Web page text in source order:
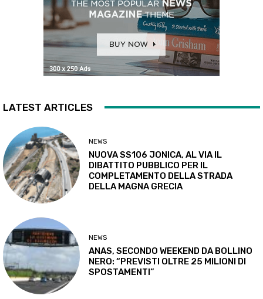
LATEST ARTICLES
NEWS
NUOVA SS106 JONICA, AL VIA IL
DIBATTITO PUBBLICO PER IL
COMPLETAMENTO DELLA STRADA
DELLA MAGNA GRECIA
NEWS
ANAS, SECONDO WEEKEND DA BOLLINO
NERO: “PREVISTI OLTRE 25 MILIONI DI
SPOSTAMENTI”